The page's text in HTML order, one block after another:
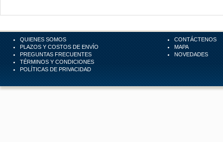
QUIENES SOMOS
PLAZOS Y COSTOS DE ENVÍO
PREGUNTAS FRECUENTES
TÉRMINOS Y CONDICIONES
POLÍTICAS DE PRIVACIDAD
CONTÁCTENOS
MAPA
NOVEDADES